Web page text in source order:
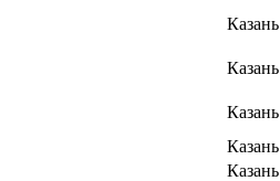
Казань
Казань
Казань
Казань
Казань